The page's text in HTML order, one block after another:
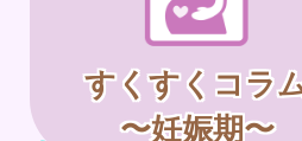
すくすくコラ
〜妊娠期〜